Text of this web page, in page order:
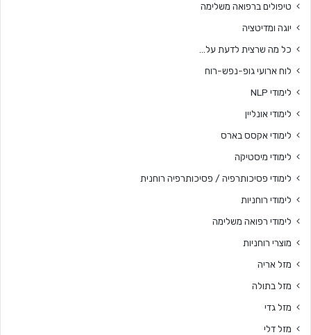
טיפולים ברפואה משלימה
יוגה ומדיטציה
כל מה שרצית לדעת על…
לוח ארועי גופ-נפש-רוח
לימודי NLP
לימודי אונליין
לימודי אקסס בארס
לימודי מיסטיקה
לימודי פסיכותרפיה / פסיכותרפיה רוחנית
לימודי רוחניות
לימודי רפואה משלימה
מוצרי רוחניות
מזל אריה
מזל בתולה
מזל גדי
מזל דלי